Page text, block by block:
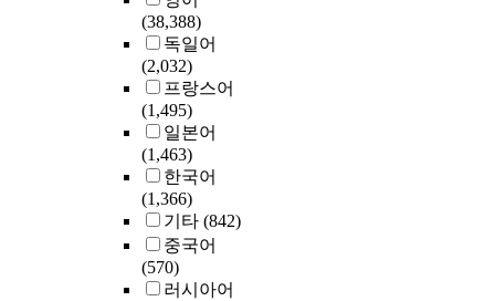
(38,388)
독일어
(2,032)
프랑스어
(1,495)
일본어
(1,463)
한국어
(1,366)
기타 (842)
중국어
(570)
러시아어